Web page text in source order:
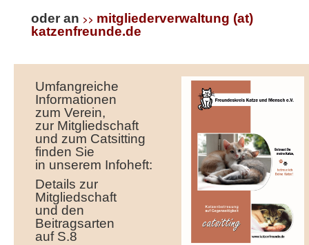
oder an >> mitgliederverwaltung (at)
katzenfreunde.de
Umfangreiche
Informationen
zum Verein,
zur Mitgliedschaft
und zum Catsitting
finden Sie
in unserem Infoheft:
Details zur
Mitgliedschaft
und den
Beitragsarten
auf S.8